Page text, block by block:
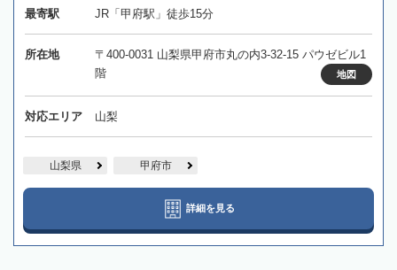
最寄駅 JR「甲府駅」徒歩15分
所在地
〒400-0031 山梨県甲府市丸の内3-32-15 パウゼビル1
階
地図
対応エリア 山梨
山梨県 甲府市
詳細を見る